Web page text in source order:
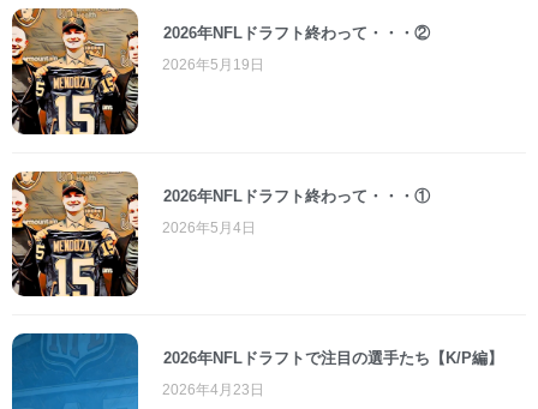
2026年NFLドラフト終わって・・・②
2026年5月19日
2026年NFLドラフト終わって・・・①
2026年5月4日
2026年NFLドラフトで注目の選手たち【K/P編】
2026年4月23日